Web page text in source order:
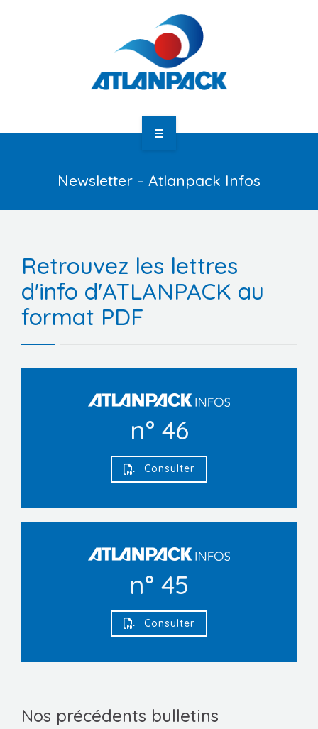
Atlanpack
Newsletter
Manifestations
Stages/Emplois
Newsletter – Atlanpack Infos
Retrouvez les lettres
d'info d'ATLANPACK au
format PDF
n° 46
Consulter
n° 45
Consulter
Nos précédents bulletins